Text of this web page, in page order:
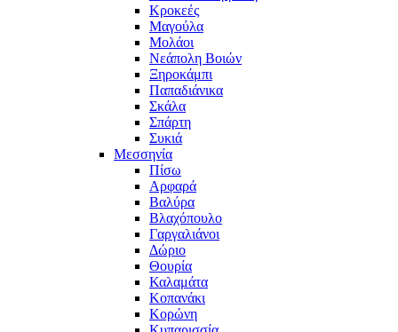
Κροκεές
Μαγούλα
Μολάοι
Νεάπολη Βοιών
Ξηροκάμπι
Παπαδιάνικα
Σκάλα
Σπάρτη
Συκιά
Μεσσηνία
Πίσω
Αρφαρά
Βαλύρα
Βλαχόπουλο
Γαργαλιάνοι
Δώριο
Θουρία
Καλαμάτα
Κοπανάκι
Κορώνη